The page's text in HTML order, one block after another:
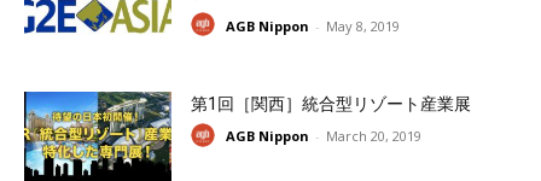
AGB Nippon - May 8, 2019
第1回［関西］統合型リゾート産業展
AGB Nippon - March 20, 2019